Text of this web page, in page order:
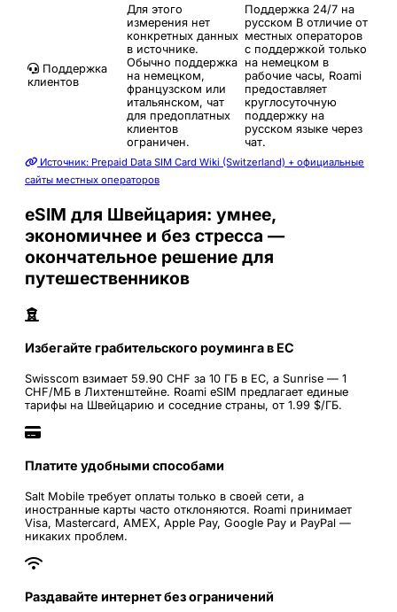
Поддержка
клиентов
Для этого
измерения нет
конкретных данных
в источнике.
Обычно поддержка
на немецком,
французском или
итальянском, чат
для предоплатных
клиентов
ограничен.
Поддержка 24/7 на
русском В отличие от
местных операторов
с поддержкой только
на немецком в
рабочие часы, Roami
предоставляет
круглосуточную
поддержку на
русском языке через
чат.
Источник: Prepaid Data SIM Card Wiki (Switzerland) + официальные
сайты местных операторов
eSIM для Швейцария: умнее,
экономичнее и без стресса —
окончательное решение для
путешественников
Избегайте грабительского роуминга в ЕС
Swisscom взимает 59.90 CHF за 10 ГБ в ЕС, а Sunrise — 1
CHF/МБ в Лихтенштейне. Roami eSIM предлагает единые
тарифы на Швейцарию и соседние страны, от 1.99 $/ГБ.
Платите удобными способами
Salt Mobile требует оплаты только в своей сети, а
иностранные карты часто отклоняются. Roami принимает
Visa, Mastercard, AMEX, Apple Pay, Google Pay и PayPal —
никаких проблем.
Раздавайте интернет без ограничений